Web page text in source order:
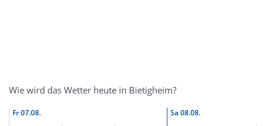
Wie wird das Wetter heute in Bietigheim?
Fr07.08. Sa 08.08.